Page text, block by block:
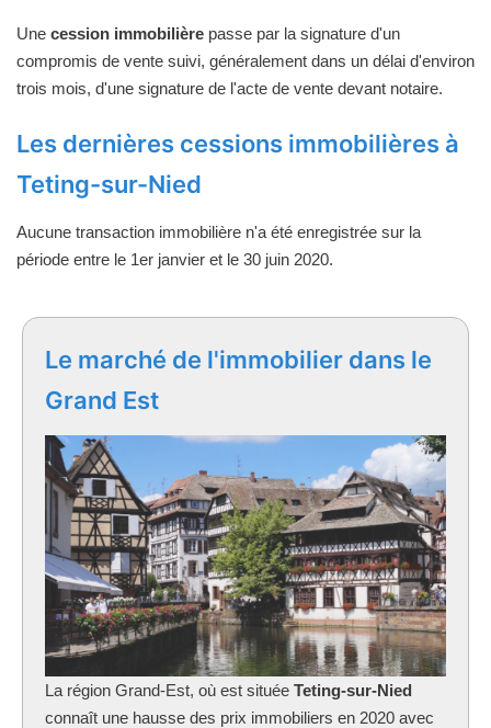
Une cession immobilière passe par la signature d'un
compromis de vente suivi, généralement dans un délai d'environ
trois mois, d'une signature de l'acte de vente devant notaire.
Les dernières cessions immobilières à
Teting-sur-Nied
Aucune transaction immobilière n'a été enregistrée sur la
période entre le 1er janvier et le 30 juin 2020.
Le marché de l'immobilier dans le
Grand Est
La région Grand-Est, où est située Teting-sur-Nied
connaît une hausse des prix immobiliers en 2020 avec